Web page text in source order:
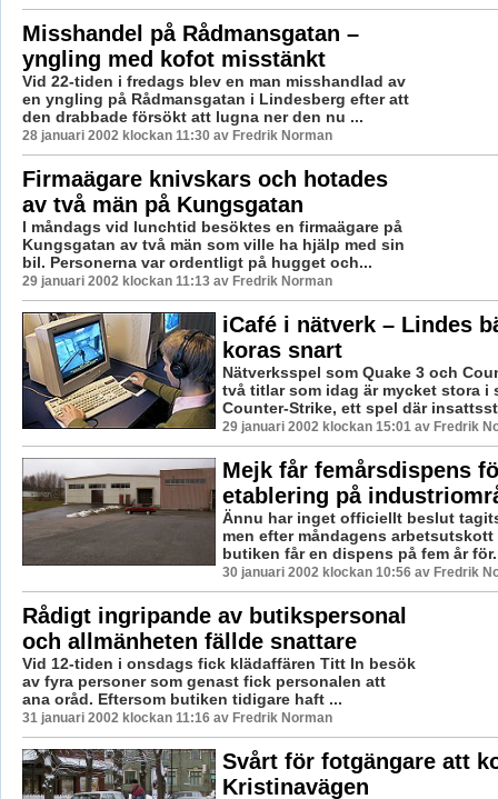
Misshandel på Rådmansgatan –
yngling med kofot misstänkt
Vid 22-tiden i fredags blev en man misshandlad av
en yngling på Rådmansgatan i Lindesberg efter att
den drabbade försökt att lugna ner den nu ...
28 januari 2002 klockan 11:30 av Fredrik Norman
Firmaägare knivskars och hotades
av två män på Kungsgatan
I måndags vid lunchtid besöktes en firmaägare på
Kungsgatan av två män som ville ha hjälp med sin
bil. Personerna var ordentligt på hugget och...
29 januari 2002 klockan 11:13 av Fredrik Norman
iCafé i nätverk – Lindes
koras snart
Nätverksspel som Quake 3 och
två titlar som idag är mycket stora i
Counter-Strike, ett spel där
29 januari 2002 klockan 15:01 av Fredrik
Mejk får femårsdispens
etablering på
Ännu har inget officiellt beslut
men efter måndagens
butiken får en dispens på fem år
30 januari 2002 klockan 10:56 av Fredrik
Rådigt ingripande av butikspersonal
och allmänheten fällde snattare
Vid 12-tiden i onsdags fick klädaffären Titt In besök
av fyra personer som genast fick personalen att
ana oråd. Eftersom butiken tidigare haft ...
31 januari 2002 klockan 11:16 av Fredrik Norman
Svårt för fotgängare att
Kristinavägen